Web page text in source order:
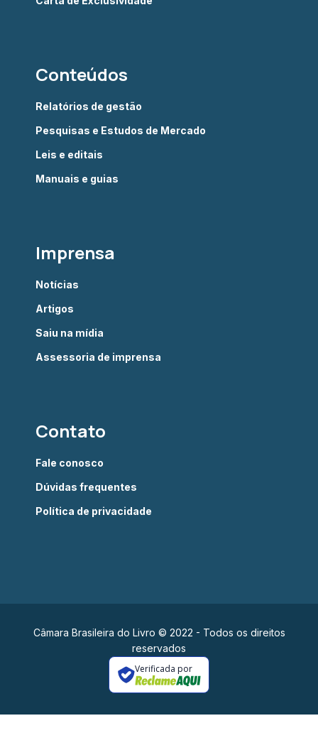
Conteúdos
Relatórios de gestão
Pesquisas e Estudos de Mercado
Leis e editais
Manuais e guias
Imprensa
Notícias
Artigos
Saiu na mídia
Assessoria de imprensa
Contato
Fale conosco
Dúvidas frequentes
Política de privacidade
Câmara Brasileira do Livro © 2022 - Todos os direitos
reservados
Verificada por